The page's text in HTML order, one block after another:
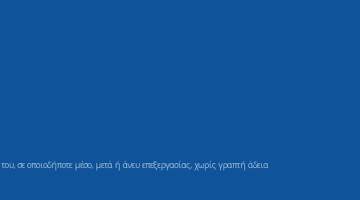
σε οποιοδήποτε μέσο, μετά ή άνευ επεξεργασίας, χωρίς γραπτή άδεια